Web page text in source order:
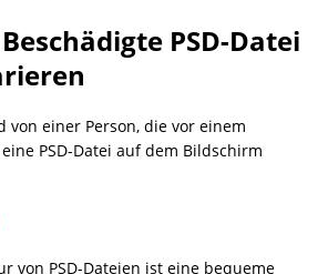
PSD-Datei
von PSD-Dateien ist eine bequeme